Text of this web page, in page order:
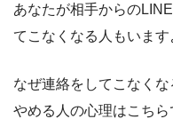
あなたが相手からの
てこなくなる人もいます
なぜ連絡をしてこなく
やめる人の心理はこちら